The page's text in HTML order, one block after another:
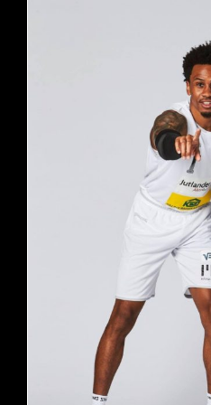
DAVID EFIANAYI
actualités